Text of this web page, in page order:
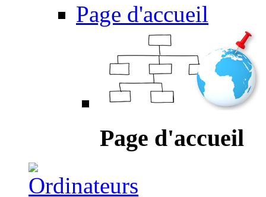
Page d'accueil
Page d'accueil